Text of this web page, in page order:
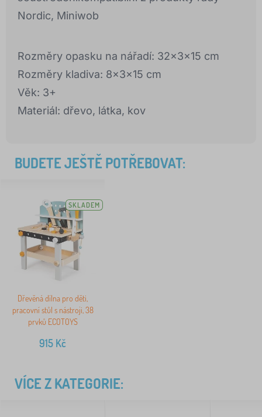
Nordic, Miniwob
Rozměry opasku na nářadí: 32x3x15 cm
Rozměry kladiva: 8x3x15 cm
Věk: 3+
Materiál: dřevo, látka, kov
BUDETE JEŠTĚ POTŘEBOVAT:
SKLADEM
Dřevěná dílna pro děti,
pracovní stůl s nástroji, 38
prvků ECOTOYS
915 Kč
VÍCE Z KATEGORIE: